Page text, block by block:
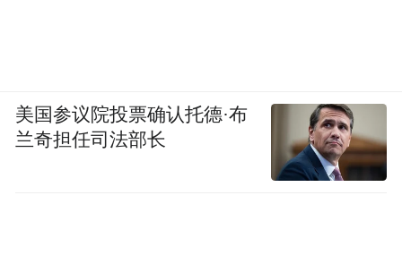
美国参议院投票确认托德·布
兰奇担任司法部长